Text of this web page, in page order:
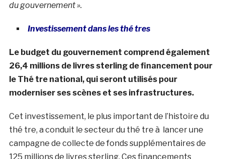
du gouvernement ».
Investissement dans les thé tres
Le budget du gouvernement comprend également
26,4 millions de livres sterling de financement pour
le Thé tre national, qui seront utilisés pour
moderniser ses scènes et ses infrastructures.
Cet investissement, le plus important de l’histoire du
thé tre, a conduit le secteur du thé tre à lancer une
campagne de collecte de fonds supplémentaires de
125 millions de livres sterling. Ces financements